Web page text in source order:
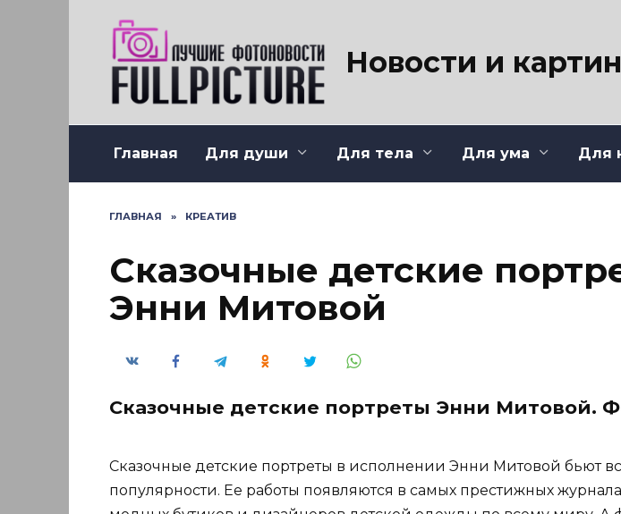
Новости и
Главная Для души Для тела Для ума Для
ГЛАВНАЯ » КРЕАТИВ
Сказочные детские
Энни Митовой
Сказочные детские портреты Энни Митовой.
Сказочные детские портреты в исполнении Энни Митовой бьют
популярности. Ее работы появляются в самых престижных